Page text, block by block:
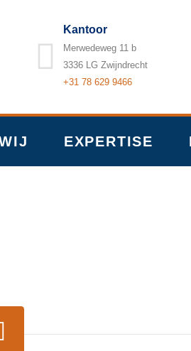
Kantoor
Merwedeweg 11 b
3336 LG Zwijndrecht
+31 78 629 9466
EXPERTISE